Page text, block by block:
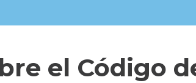
el Código